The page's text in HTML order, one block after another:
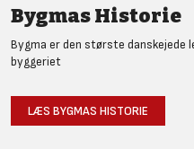
Bygmas Historie
Bygma er den største danskejede
byggeriet
LÆS BYGMAS HISTORIE